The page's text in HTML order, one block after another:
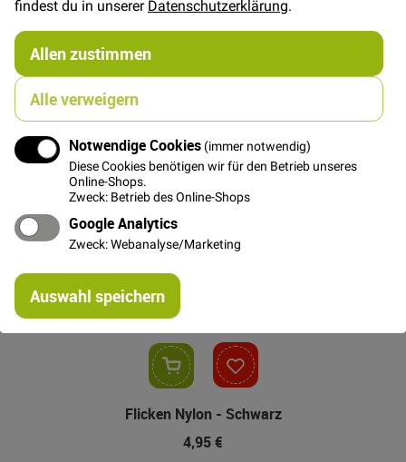
findest du in unsererDatenschutzerklärung.
Allen zustimmen
Alle verweigern
Notwendige Cookies (immer notwendig)
Diese Cookies benötigen wir für den Betrieb unseres
Online-Shops.
Zweck: Betrieb des Online-Shops
Google Analytics
Zweck: Webanalyse/Marketing
Auswahl speichern
4,95 €
Flicken Nylon - Schwarz
4,95 €